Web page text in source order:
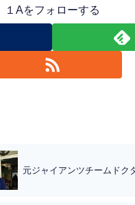
１Aをフォローする
元ジャイアンツチームドク